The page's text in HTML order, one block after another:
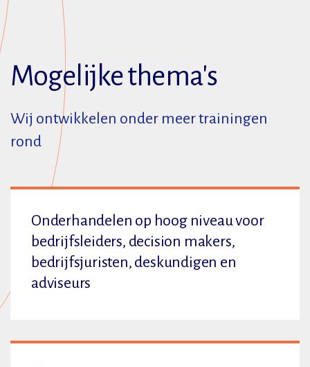
Mogelijke thema's
Wij ontwikkelen onder meer trainingen
rond
Onderhandelen op hoog niveau voor
bedrijfsleiders, decision makers,
bedrijfsjuristen, deskundigen en
adviseurs